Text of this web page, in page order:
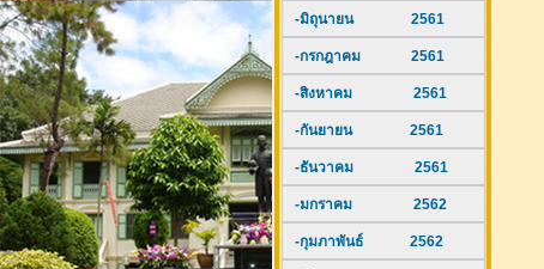
-มิถุนายน 2561
-กรกฎาคม 2561
-สิงหาคม 2561
-กันยายน 2561
-ธันวาคม 2561
-มกราคม 2562
-กุมภาพันธ์ 2562